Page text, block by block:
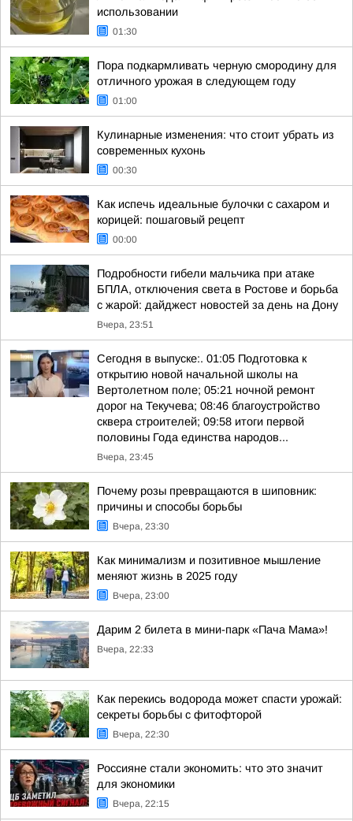
использовании
01:30
Пора подкармливать черную смородину для
отличного урожая в следующем году
01:00
Кулинарные изменения: что стоит убрать из
современных кухонь
00:30
Как испечь идеальные булочки с сахаром и
корицей: пошаговый рецепт
00:00
Подробности гибели мальчика при атаке
БПЛА, отключения света в Ростове и борьба
с жарой: дайджест новостей за день на Дону
Вчера, 23:51
Сегодня в выпуске:. 01:05 Подготовка к
открытию новой начальной школы на
Вертолетном поле; 05:21 ночной ремонт
дорог на Текучева; 08:46 благоустройство
сквера строителей; 09:58 итоги первой
половины Года единства народов...
Вчера, 23:45
Почему розы превращаются в шиповник:
причины и способы борьбы
Вчера, 23:30
Как минимализм и позитивное мышление
меняют жизнь в 2025 году
Вчера, 23:00
Дарим 2 билета в мини-парк «Пача Мама»!
Вчера, 22:33
Как перекись водорода может спасти урожай:
секреты борьбы с фитофторой
Вчера, 22:30
Россияне стали экономить: что это значит
для экономики
Вчера, 22:15